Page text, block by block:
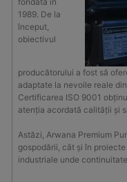
1989. De la
început,
obiectivul
producătorului a fost să
adaptate la nevoile reale
Certificarea ISO 9001
atenția acordată calității și
Astăzi, Arwana Premium
gospodării, cât și în
industriale unde